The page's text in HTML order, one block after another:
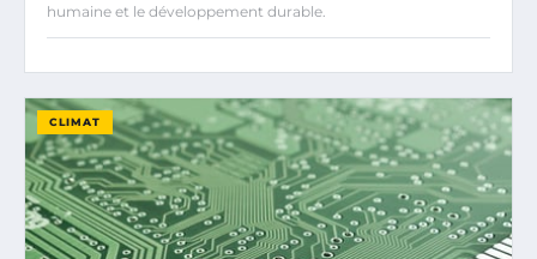
humaine et le développement durable.
CLIMAT